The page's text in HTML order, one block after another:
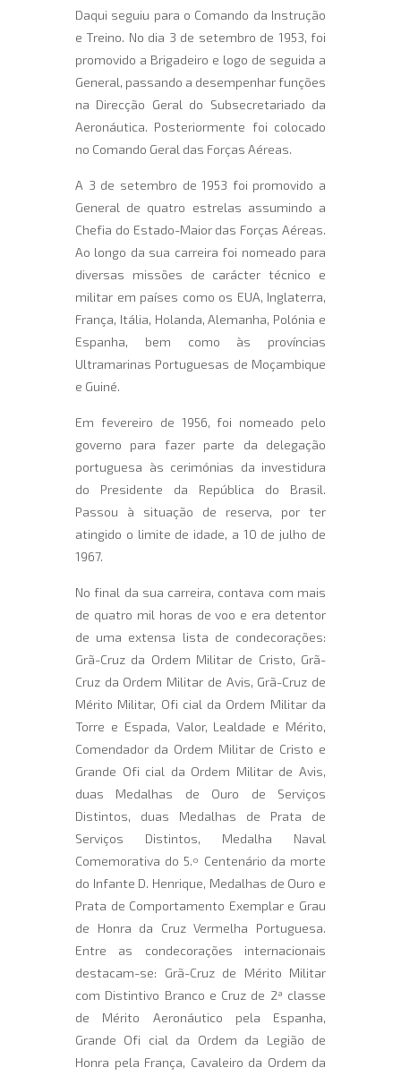
Daqui seguiu para o Comando da Instrução
e Treino. No dia 3 de setembro de 1953, foi
promovido a Brigadeiro e logo de seguida a
General, passando a desempenhar funções
na Direcção Geral do Subsecretariado da
Aeronáutica. Posteriormente foi colocado
no Comando Geral das Forças Aéreas.
A 3 de setembro de 1953 foi promovido a
General de quatro estrelas assumindo a
Chefia do Estado-Maior das Forças Aéreas.
Ao longo da sua carreira foi nomeado para
diversas missões de carácter técnico e
militar em países como os EUA, Inglaterra,
França, Itália, Holanda, Alemanha, Polónia e
Espanha, bem como às províncias
Ultramarinas Portuguesas de Moçambique
e Guiné.
Em fevereiro de 1956, foi nomeado pelo
governo para fazer parte da delegação
portuguesa às cerimónias da investidura
do Presidente da República do Brasil.
Passou à situação de reserva, por ter
atingido o limite de idade, a 10 de julho de
1967.
No final da sua carreira, contava com mais
de quatro mil horas de voo e era detentor
de uma extensa lista de condecorações:
Grã-Cruz da Ordem Militar de Cristo, Grã-
Cruz da Ordem Militar de Avis, Grã-Cruz de
Mérito Militar, Ofi cial da Ordem Militar da
Torre e Espada, Valor, Lealdade e Mérito,
Comendador da Ordem Militar de Cristo e
Grande Ofi cial da Ordem Militar de Avis,
duas Medalhas de Ouro de Serviços
Distintos, duas Medalhas de Prata de
Serviços Distintos, Medalha Naval
Comemorativa do 5.º Centenário da morte
do Infante D. Henrique, Medalhas de Ouro e
Prata de Comportamento Exemplar e Grau
de Honra da Cruz Vermelha Portuguesa.
Entre as condecorações internacionais
destacam-se: Grã-Cruz de Mérito Militar
com Distintivo Branco e Cruz de 2ª classe
de Mérito Aeronáutico pela Espanha,
Grande Ofi cial da Ordem da Legião de
Honra pela França, Cavaleiro da Ordem da